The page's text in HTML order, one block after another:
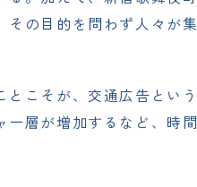
の目的を問わず人々が
こそが、交通広告とい
層が増加するなど、時